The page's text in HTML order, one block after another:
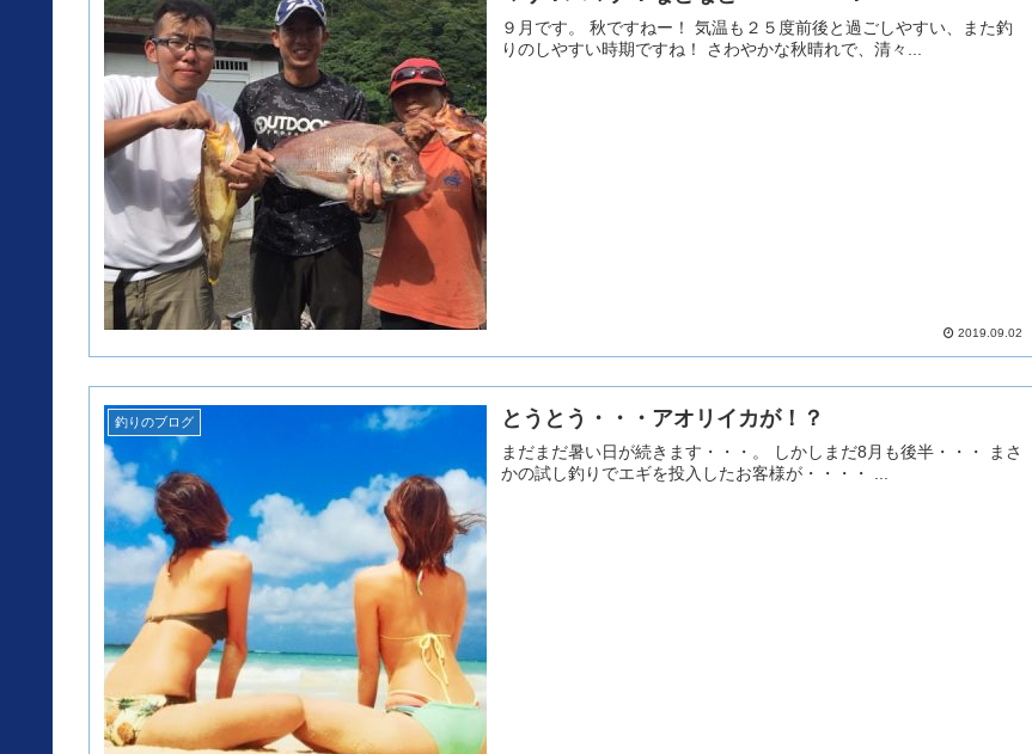
９月です。 秋ですねー！ 気温も２５度前後と過ごしやすい、また釣
りのしやすい時期ですね！ さわやかな秋晴れで、清々...
2019.09.02
釣りのブログ とうとう・・・アオリイカが！？
まだまだ暑い日が続きます・・・。 しかしまだ8月も後半・・・ まさ